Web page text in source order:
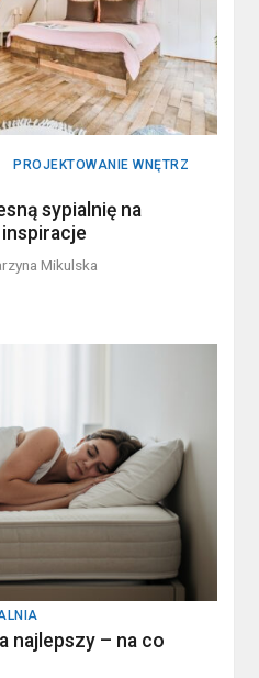
PROJEKTOWANIE WNĘTRZ
sypialnię na
Mikulska
najlepszy – na co